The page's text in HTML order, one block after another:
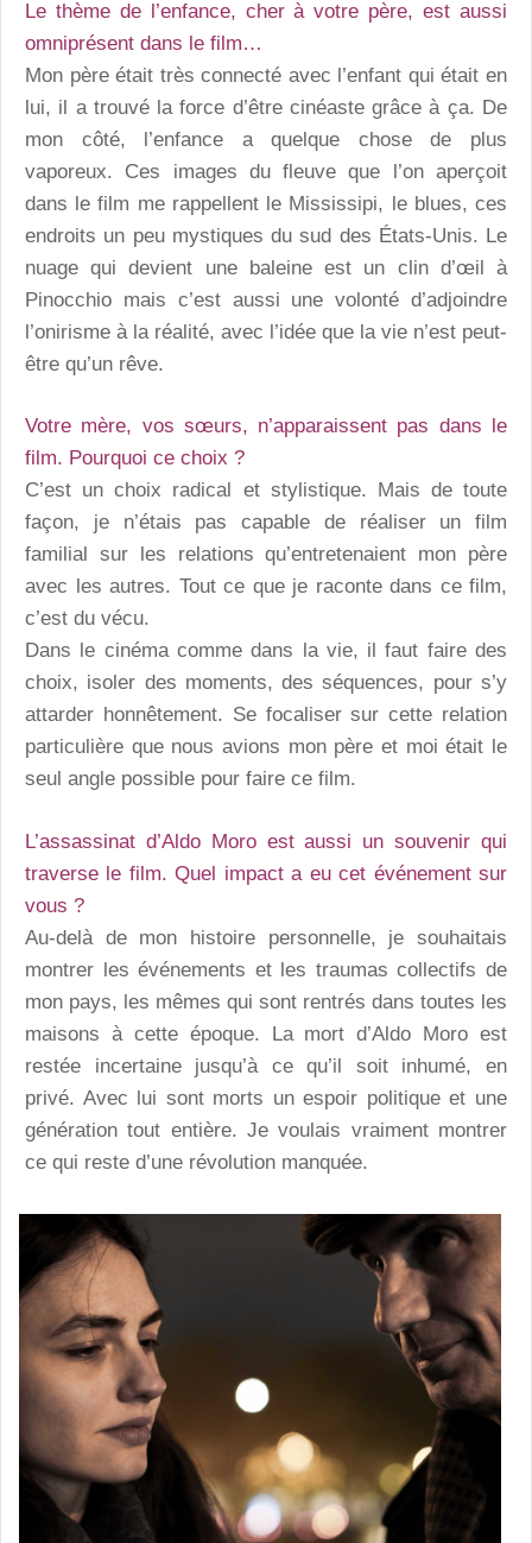
Le thème de l’enfance, cher à votre père, est aussi
omniprésent dans le film…
Mon père était très connecté avec l’enfant qui était en
lui, il a trouvé la force d’être cinéaste grâce à ça. De
mon côté, l’enfance a quelque chose de plus
vaporeux. Ces images du fleuve que l’on aperçoit
dans le film me rappellent le Mississipi, le blues, ces
endroits un peu mystiques du sud des États-Unis. Le
nuage qui devient une baleine est un clin d’œil à
Pinocchio mais c’est aussi une volonté d’adjoindre
l’onirisme à la réalité, avec l’idée que la vie n’est peut-
être qu’un rêve.
Votre mère, vos sœurs, n’apparaissent pas dans le
film. Pourquoi ce choix ?
C’est un choix radical et stylistique. Mais de toute
façon, je n’étais pas capable de réaliser un film
familial sur les relations qu’entretenaient mon père
avec les autres. Tout ce que je raconte dans ce film,
c’est du vécu.
Dans le cinéma comme dans la vie, il faut faire des
choix, isoler des moments, des séquences, pour s’y
attarder honnêtement. Se focaliser sur cette relation
particulière que nous avions mon père et moi était le
seul angle possible pour faire ce film.
L’assassinat d’Aldo Moro est aussi un souvenir qui
traverse le film. Quel impact a eu cet événement sur
vous ?
Au-delà de mon histoire personnelle, je souhaitais
montrer les événements et les traumas collectifs de
mon pays, les mêmes qui sont rentrés dans toutes les
maisons à cette époque. La mort d’Aldo Moro est
restée incertaine jusqu’à ce qu’il soit inhumé, en
privé. Avec lui sont morts un espoir politique et une
génération tout entière. Je voulais vraiment montrer
ce qui reste d’une révolution manquée.